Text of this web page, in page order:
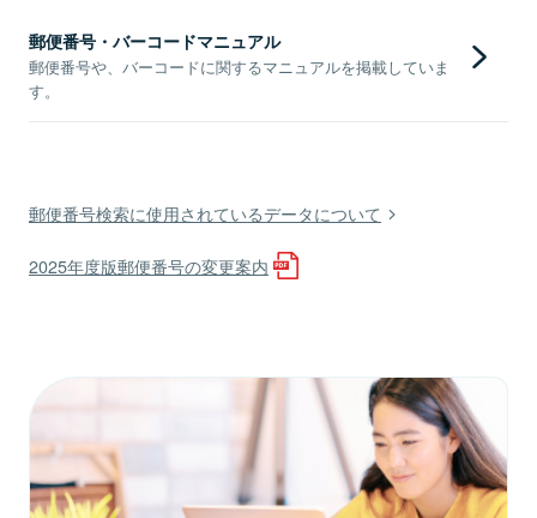
郵便番号・バーコードマニュアル
郵便番号や、バーコードに関するマニュアルを掲載していま
す。
郵便番号検索に使用されているデータについて
2025年度版郵便番号の変更案内